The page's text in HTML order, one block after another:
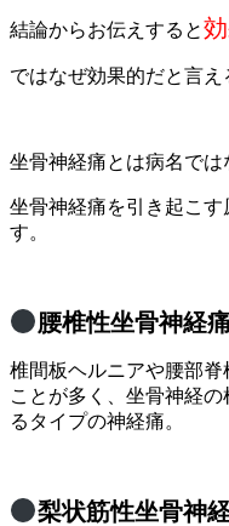
結論からお伝えすると
ではなぜ効果的だと言え
坐骨神経痛とは病名では
坐骨神経痛を引き起こ
す。
腰椎性坐骨神経
椎間板ヘルニアや腰部
ことが多く、坐骨神経
るタイプの神経痛。
梨状筋性坐骨神